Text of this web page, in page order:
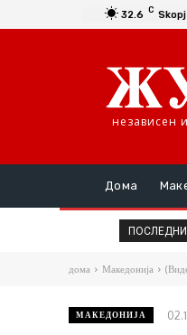
32.6 C
независен
Дома
дома Македонија
МАКЕДОНИЈА